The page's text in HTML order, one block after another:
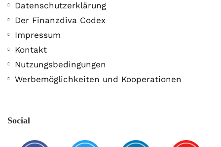
Datenschutzerklärung
Der Finanzdiva Codex
Impressum
Kontakt
Nutzungsbedingungen
Werbemöglichkeiten und Kooperationen
Social